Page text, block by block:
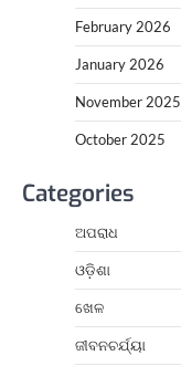
February 2026
January 2026
November 2025
October 2025
Categories
ଅପରାଧ
ଓଡ଼ିଶା
ଖେଳ
ଜୀବନଚର୍ଯ୍ୟା